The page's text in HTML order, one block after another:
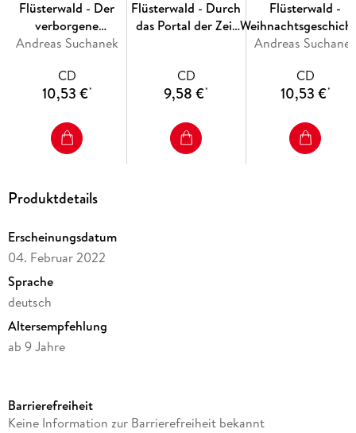
Flüsterwald - Der
verborgene
Meisterschlüssel
Andreas Suchanek
CD
10,53 €*
Flüsterwald - Durch
das Portal der Zeit
CD
9,58 €*
Flüsterwald -
1 - 3
Andreas Suchanek
CD
10,53 €*
Produktdetails
Erscheinungsdatum
04. Februar 2022
Sprache
deutsch
Altersempfehlung
ab 9 Jahre
Autor/Autorin
Barrierefreiheit
Keine Information zur Barrierefreiheit bekannt